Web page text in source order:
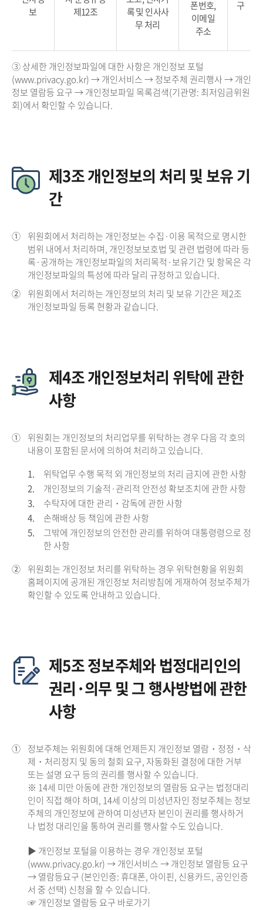
보
제12조
록 및 인사사
무 처리
폰번호,
이메일
주소
구
③ 상세한 개인정보파일에 대한 사항은 개인정보 포털
(www.privacy.go.kr) → 개인서비스 → 정보주체 권리행사 → 개인
정보 열람등 요구 → 개인정보파일 목록검색(기관명: 최저임금위원
회)에서 확인할 수 있습니다.
제3조 개인정보의 처리 및 보유 기
간
① 위원회에서 처리하는 개인정보는 수집·이용 목적으로 명시한
범위 내에서 처리하며, 개인정보보호법 및 관련 법령에 따라 등
록·공개하는 개인정보파일의 처리목적·보유기간 및 항목은 각
개인정보파일의 특성에 따라 달리 규정하고 있습니다.
② 위원회에서 처리하는 개인정보의 처리 및 보유 기간은 제2조
개인정보파일 등록 현황과 같습니다.
제4조 개인정보처리 위탁에 관한
사항
① 위원회는 개인정보의 처리업무를 위탁하는 경우 다음 각 호의
내용이 포함된 문서에 의하여 처리하고 있습니다.
1.
위탁업무 수행 목적 외 개인정보의 처리 금지에 관한 사항
2.
개인정보의 기술적·관리적 안전성 확보조치에 관한 사항
3.
수탁자에 대한 관리・감독에 관한 사항
4.
손해배상 등 책임에 관한 사항
5.
그밖에 개인정보의 안전한 관리를 위하여 대통령령으로 정
한 사항
② 위원회는 개인정보 처리를 위탁하는 경우 위탁현황을 위원회
홈페이지에 공개된 개인정보 처리방침에 게재하여 정보주체가
확인할 수 있도록 안내하고 있습니다.
제5조 정보주체와 법정대리인의
권리·의무 및 그 행사방법에 관한
사항
① 정보주체는 위원회에 대해 언제든지 개인정보 열람・정정・삭
제・처리정지 및 동의 철회 요구, 자동화된 결정에 대한 거부
또는 설명 요구 등의 권리를 행사할 수 있습니다.
※ 14세 미만 아동에 관한 개인정보의 열람등 요구는 법정대리
인이 직접 해야 하며, 14세 이상의 미성년자인 정보주체는 정보
주체의 개인정보에 관하여 미성년자 본인이 권리를 행사하거
나 법정 대리인을 통하여 권리를 행사할 수도 있습니다.
▶ 개인정보 포털을 이용하는 경우 개인정보 포털
(www.privacy.go.kr) → 개인서비스 → 개인정보 열람등 요구
→ 열람등요구 (본인인증: 휴대폰, 아이핀, 신용카드, 공인인증
서 중 선택) 신청을 할 수 있습니다.
☞ 개인정보 열람등 요구 바로가기